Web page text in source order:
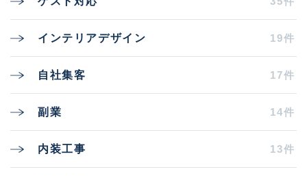
インテリアデザイン 19件
自社集客 17件
副業 14件
内装工事 13件